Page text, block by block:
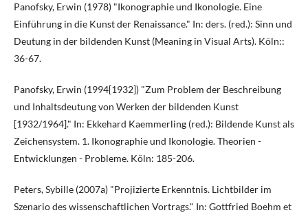
Panofsky, Erwin (1978) "Ikonographie und Ikonologie. Eine
Einführung in die Kunst der Renaissance." In: ders. (red.): Sinn und
Deutung in der bildenden Kunst (Meaning in Visual Arts). Köln::
36-67.
Panofsky, Erwin (1994[1932]) "Zum Problem der Beschreibung
und Inhaltsdeutung von Werken der bildenden Kunst
[1932/1964]." In: Ekkehard Kaemmerling (red.): Bildende Kunst als
Zeichensystem. 1. Ikonographie und Ikonologie. Theorien -
Entwicklungen - Probleme. Köln: 185-206.
Peters, Sybille (2007a) "Projizierte Erkenntnis. Lichtbilder im
Szenario des wissenschaftlichen Vortrags." In: Gottfried Boehm et